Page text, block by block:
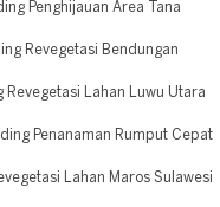
Penghijauan Area Tana
Revegetasi Bendungan
Lahan Luwu Utara
Penanaman Rumput Cepat
Lahan Maros Sulawesi